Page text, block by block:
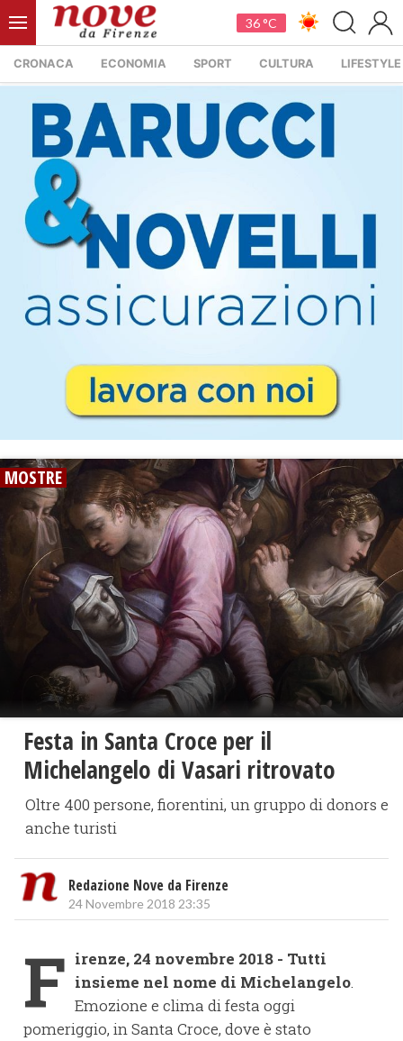
36 °C
CRONACA ECONOMIA SPORT CULTURA LIFESTYLE
MOSTRE
Festa in Santa Croce per il
Michelangelo di Vasari ritrovato
Oltre 400 persone, fiorentini, un gruppo di donors e
anche turisti
Redazione Nove da Firenze
24 Novembre 2018 23:35
F irenze, 24 novembre 2018 - Tutti
insieme nel nome di Michelangelo.
Emozione e clima di festa oggi
pomeriggio, in Santa Croce, dove è stato